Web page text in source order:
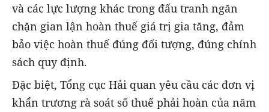
và các lực lượng khác trong đấu tranh ngăn
chặn gian lận hoàn thuế giá trị gia tăng, đảm
bảo việc hoàn thuế đúng đối tượng, đúng chính
sách quy định.
Đặc biệt, Tổng cục Hải quan yêu cầu các đơn vị
khẩn trương rà soát số thuế phải hoàn của năm